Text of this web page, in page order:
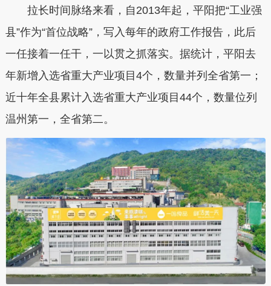
拉长时间脉络来看，自2013年起，平阳把“工业强
县”作为“首位战略”，写入每年的政府工作报告，此后
一任接着一任干，一以贯之抓落实。据统计，平阳去
年新增入选省重大产业项目4个，数量并列全省第一；
近十年全县累计入选省重大产业项目44个，数量位列
温州第一，全省第二。